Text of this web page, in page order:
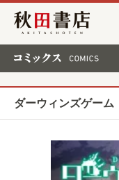
秋田書店
ダーウィンズゲーム